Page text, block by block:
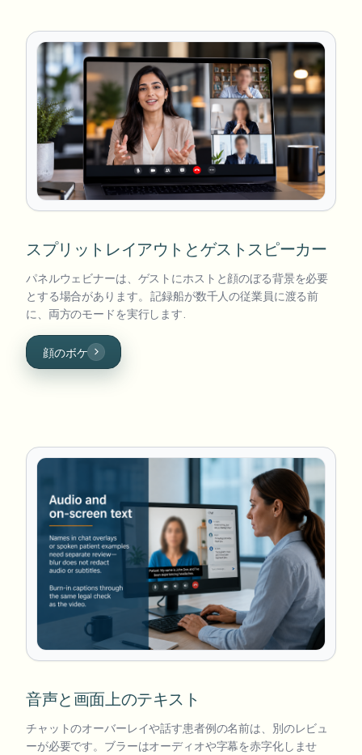
スプリットレイアウトとゲストスピーカー
パネルウェビナーは、ゲストにホストと顔のぼる背景を必要
とする場合があります。 記録船が数千人の従業員に渡る前
に、両方のモードを実行します.
顔のボケ
音声と画面上のテキスト
チャットのオーバーレイや話す患者例の名前は、別のレビュ
ーが必要です。ブラーはオーディオや字幕を赤字化しませ